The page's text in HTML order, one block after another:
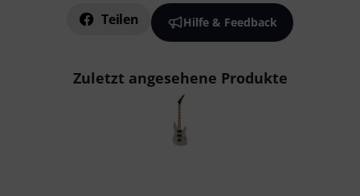
Teilen Hilfe & Feedback
Zuletzt angesehene Produkte